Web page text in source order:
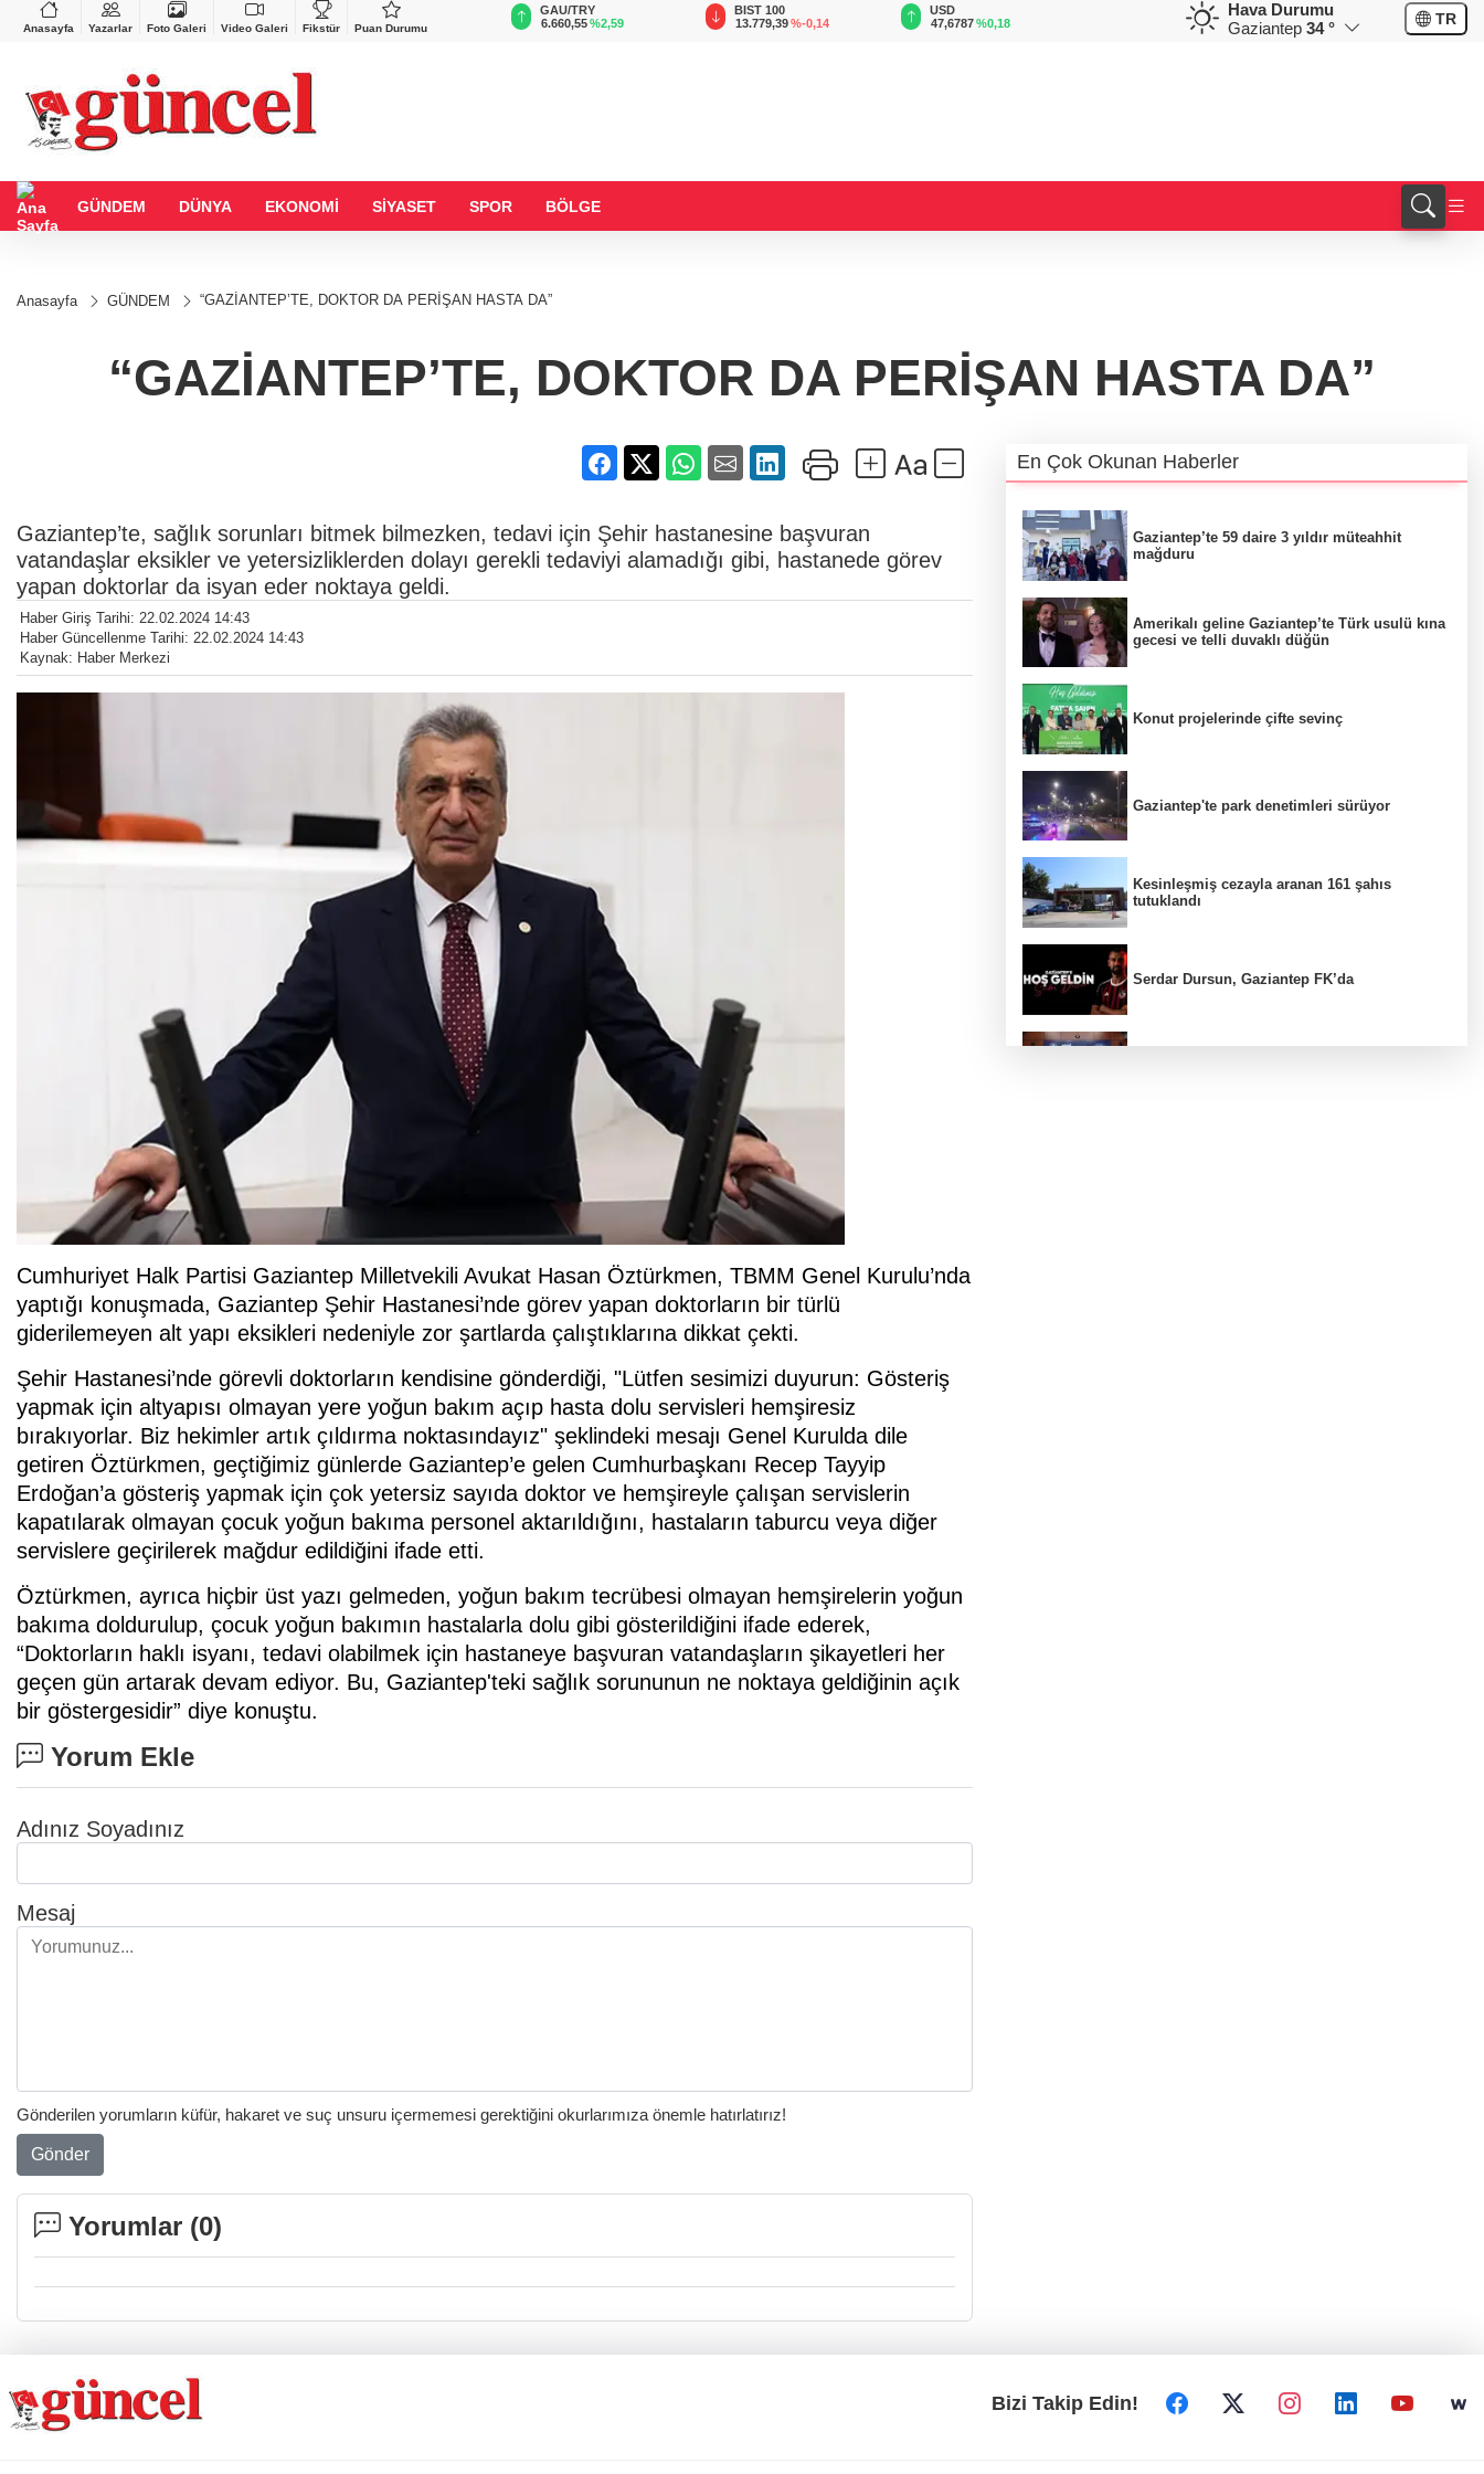
Anasayfa Yazarlar Foto Galeri Video Galeri Fikstür Puan Durumu
%0,90
BGN
27,9743
%-0,22
0,0018
%0,32
GAU/TRY
6.660,55%2,59
BIST 100
13.779,39%-0,14
USD
47,6787%0,18 %0,32
GBP
64,3468
Hava Durumu
Gaziantep 34 ° TR
GÜNDEM DÜNYA EKONOMİ SİYASET SPOR BÖLGE
Anasayfa GÜNDEM “GAZİANTEP’TE, DOKTOR DA PERİŞAN HASTA DA”
“GAZİANTEP’TE, DOKTOR DA PERİŞAN HASTA DA”
Gaziantep’te, sağlık sorunları bitmek bilmezken, tedavi için Şehir hastanesine başvuran
vatandaşlar eksikler ve yetersizliklerden dolayı gerekli tedaviyi alamadığı gibi, hastanede görev
yapan doktorlar da isyan eder noktaya geldi.
Haber Giriş Tarihi: 22.02.2024 14:43
Haber Güncellenme Tarihi: 22.02.2024 14:43
Kaynak: Haber Merkezi
Cumhuriyet Halk Partisi Gaziantep Milletvekili Avukat Hasan Öztürkmen, TBMM Genel Kurulu’nda
yaptığı konuşmada, Gaziantep Şehir Hastanesi’nde görev yapan doktorların bir türlü
giderilemeyen alt yapı eksikleri nedeniyle zor şartlarda çalıştıklarına dikkat çekti.
Şehir Hastanesi’nde görevli doktorların kendisine gönderdiği, "Lütfen sesimizi duyurun: Gösteriş
yapmak için altyapısı olmayan yere yoğun bakım açıp hasta dolu servisleri hemşiresiz
bırakıyorlar. Biz hekimler artık çıldırma noktasındayız" şeklindeki mesajı Genel Kurulda dile
getiren Öztürkmen, geçtiğimiz günlerde Gaziantep’e gelen Cumhurbaşkanı Recep Tayyip
Erdoğan’a gösteriş yapmak için çok yetersiz sayıda doktor ve hemşireyle çalışan servislerin
kapatılarak olmayan çocuk yoğun bakıma personel aktarıldığını, hastaların taburcu veya diğer
servislere geçirilerek mağdur edildiğini ifade etti.
Öztürkmen, ayrıca hiçbir üst yazı gelmeden, yoğun bakım tecrübesi olmayan hemşirelerin yoğun
bakıma doldurulup, çocuk yoğun bakımın hastalarla dolu gibi gösterildiğini ifade ederek,
“Doktorların haklı isyanı, tedavi olabilmek için hastaneye başvuran vatandaşların şikayetleri her
geçen gün artarak devam ediyor. Bu, Gaziantep'teki sağlık sorununun ne noktaya geldiğinin açık
bir göstergesidir” diye konuştu.
Yorum Ekle
Adınız Soyadınız
Mesaj
Gönderilen yorumların küfür, hakaret ve suç unsuru içermemesi gerektiğini okurlarımıza önemle hatırlatırız!
Gönder
Yorumlar (0)
En Çok Okunan Haberler
Gaziantep’te 59 daire 3 yıldır müteahhit
mağduru
Amerikalı geline Gaziantep’te Türk usulü kına
gecesi ve telli duvaklı düğün
Konut projelerinde çifte sevinç
Gaziantep'te park denetimleri sürüyor
Kesinleşmiş cezayla aranan 161 şahıs
tutuklandı
Serdar Dursun, Gaziantep FK’da
Bizi Takip Edin!